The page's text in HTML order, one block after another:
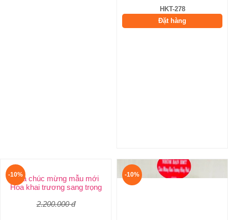
HKT-278
Đặt hàng
-10%
Hoa chúc mừng mẫu mới
Hoa khai trương sang trọng
2.200.000 đ
-10%